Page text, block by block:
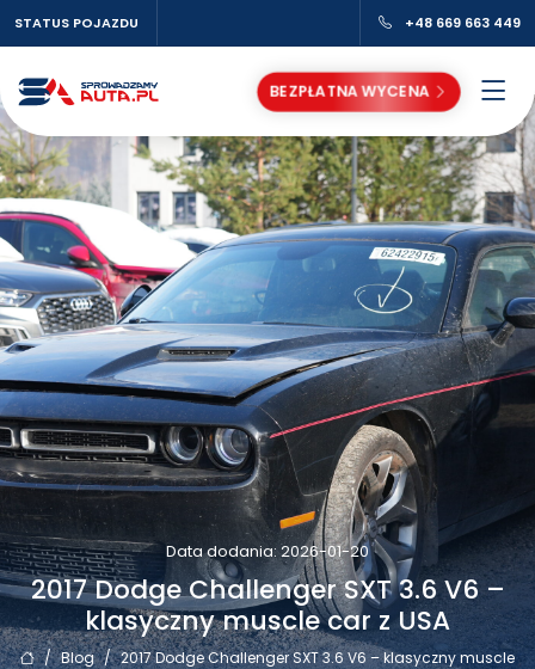
STATUS POJAZDU +48 669 663 449
BEZPŁATNA WYCENA
Data dodania: 2026-01-20
2017 Dodge Challenger SXT 3.6 V6 –
klasyczny muscle car z USA
/ Blog / 2017 Dodge Challenger SXT 3.6 V6 – klasyczny muscle